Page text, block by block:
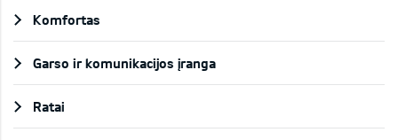
Komfortas
Garso ir komunikacijos įranga
Ratai